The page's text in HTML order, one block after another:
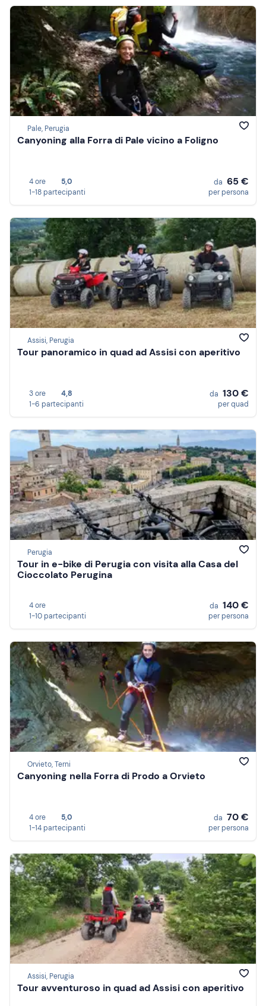
Pale, Perugia
Canyoning alla Forra di Pale vicino a Foligno
4 ore
5,0
1-18 partecipanti
da 65 €
per persona
Assisi, Perugia
Tour panoramico in quad ad Assisi con aperitivo
3 ore
4,8
1-6 partecipanti
da 130 €
per quad
Perugia
Tour in e-bike di Perugia con visita alla Casa del
Cioccolato Perugina
4 ore
1-10 partecipanti
da 140 €
per persona
Orvieto, Terni
Canyoning nella Forra di Prodo a Orvieto
4 ore
5,0
1-14 partecipanti
da 70 €
per persona
Assisi, Perugia
Tour avventuroso in quad ad Assisi con aperitivo